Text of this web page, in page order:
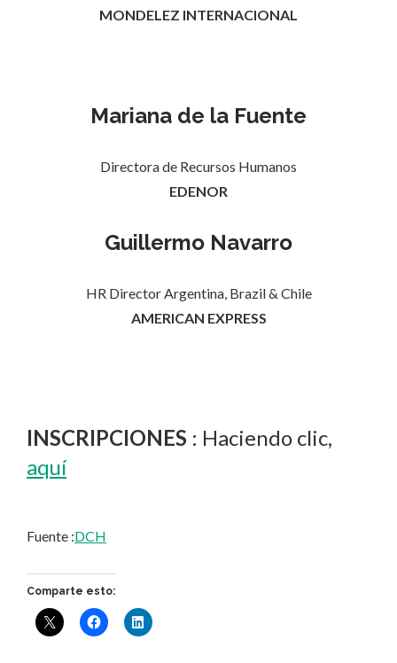
MONDELEZ INTERNACIONAL
Mariana de la Fuente
Directora de Recursos Humanos
EDENOR
Guillermo Navarro
HR Director Argentina, Brazil & Chile
AMERICAN EXPRESS
INSCRIPCIONES : Haciendo clic,
aquí
Fuente :DCH
Comparte esto: